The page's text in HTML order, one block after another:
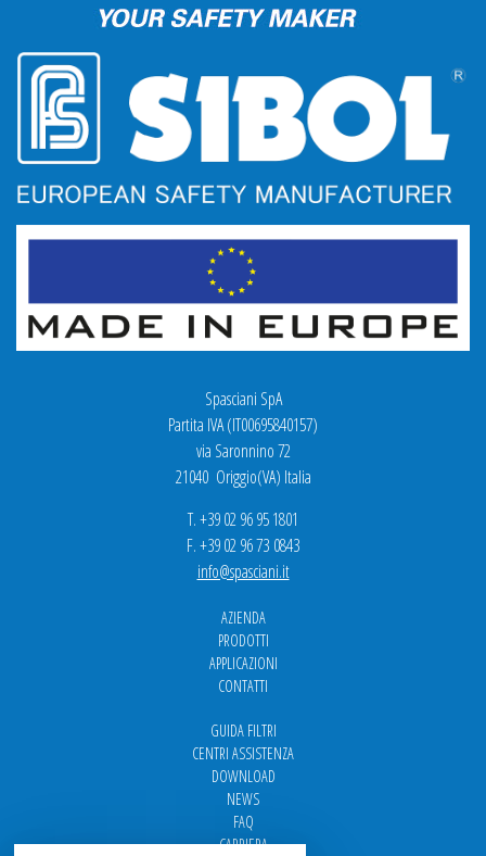
Spasciani SpA
Partita IVA (IT00695840157)
via Saronnino 72
21040 Origgio(VA) Italia
T. +39 02 96 95 1801
F. +39 02 96 73 0843
info@spasciani.it
AZIENDA
PRODOTTI
APPLICAZIONI
CONTATTI
GUIDA FILTRI
CENTRI ASSISTENZA
DOWNLOAD
NEWS
FAQ
CARRIERA